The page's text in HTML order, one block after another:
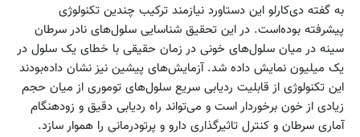
به گفته دی‌کارلو این دستاورد نیازمند ترکیب چندین تکنولوژی
پیشرفته بوده‌است. در این تحقیق شناسایی سلول‌های نادر سرطان
سینه در میان سلول‌های خونی در زمان حقیقی با خطای یک سلول در
یک میلیون نمایش داده شد. آزمایش‌های پیشین نیز نشان داده‌بودند
این تکنولوژی از قابلیت ردیابی سریع سلول‌های توموری از میان حجم
زیادی از خون برخوردار است و می‌تواند راه ردیابی دقیق و زودهنگام
آماری سرطان و کنترل تاثیرگذاری دارو و پرتودرمانی را هموار سازد.